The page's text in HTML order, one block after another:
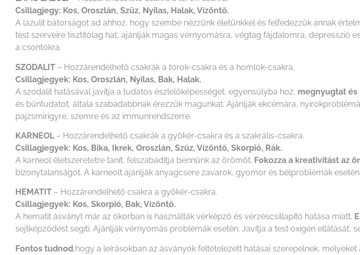
Csillagjegy: Kos, Oroszlán, Szűz, Nyilas, Halak, Vízöntő.
A lazulit bátorságot ad ahhoz, hogy szembe nézzünk életünkkel és felfedezzük annak
test szerveire tisztítólag hat, ajánlják magas vérnyomásra, végtag fájdalomra, depresszió
a csontokra.
SZODALIT – Hozzárendelhető csakrák a torok-csakra és a homlok-csakra.
Csillagjegyek: Kos, Oroszlán, Nyilas, Bak, Halak.
A szodalit hatásával javítja a tudatos észlelőképességet, egyensúlyba hoz, megnyugtat
és bűntudatot, általa szabadabbnak érezzük magunkat. Ajánlják ekcémára,
pajzsmirigyre, szemre és az immunrendszerre.
KARNEOL – Hozzárendelhető csakrák a gyökér-csakra és a szakrális-csakra.
Csillagjegyek: Kos, Bika, Ikrek, Oroszlán, Szűz, Vízöntő, Skorpió, Rák.
A karneol életszeretetre tanít, felszabadítja bennünk az örömöt. Fokozza a kreativitást az
bizonytalanságot. A karneolt ajánlják anyagcsere zavarok, gyomor és bélproblémák
HEMATIT – Hozzárendelhető csakra a gyökér-csakra.
Csillagjegyek: Kos, Skorpió, Bak, Vízöntő.
A hematit ásványt már az ókorban is használták vérképző és vérzéscsillapító hatása miatt.
sejtképződést segíti. Ajánlják vérnyomás problémák esetén. Javítja a test oxigén ellátását,
Fontos tudnod,hogy a leírásokban az ásványok feltételezett hatásai szerepelnek,